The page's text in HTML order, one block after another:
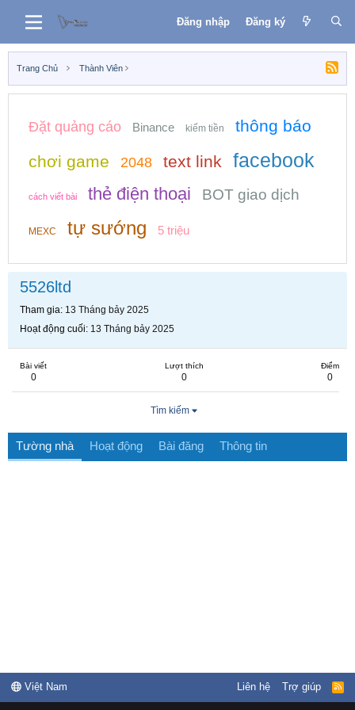
Đăng nhập Đăng ký
Trang Chủ Thành Viên
Đặt quảng cáo Binance kiếm tiền
thông báo
chơi game
2048 text link facebook
cách viết bài thẻ điện thoại BOT giao dịch
MEXC tự sướng 5 triệu
5526ltd
Tham gia 13 Tháng bảy 2025
Hoạt động cuối 13 Tháng bảy 2025
Bài viết
0
Lượt thích
0
Điểm
0
Tìm kiếm
Tường nhà Hoạt động Bài đăng Thông tin
Việt Nam Liên hệ Trợ giúp
R